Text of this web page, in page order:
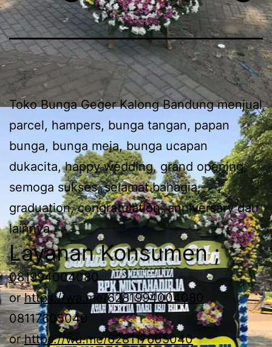
Toko Bunga Geger Kalong Bandung menjual
parcel, hampers, bunga tangan, papan
bunga, bunga meja, bunga ucapan
dukacita, happy wedding, grand opening,
semoga sukses, selamat bahagia,
graduation, congratulation, anniversary dan
lainnya.
Layanan Konsumen ;
081994004080
orhttps://wa.me/6281994004080
08117605040
orhttps://wa.me/628117605040